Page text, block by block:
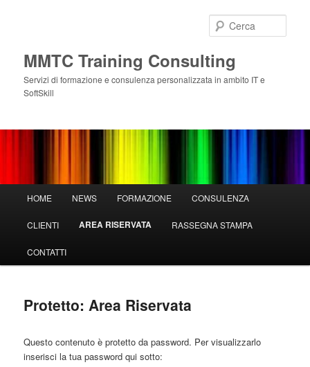
MMTC Training Consulting
Servizi di formazione e consulenza personalizzata in ambito IT e
SoftSkill
principale
HOME NEWS FORMAZIONE CONSULENZA
CLIENTI AREA RISERVATA RASSEGNA STAMPA
CONTATTI
Protetto: Area Riservata
Questo contenuto è protetto da password. Per visualizzarlo
inserisci la tua password qui sotto: